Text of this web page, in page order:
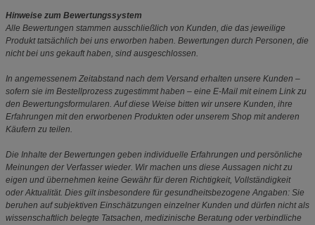
Hinweise zum Bewertungssystem
Alle Bewertungen stammen ausschließlich von Kunden, die das jeweilige
Produkt tatsächlich bei uns erworben haben. Bewertungen durch Personen, die
nicht bei uns gekauft haben, sind ausgeschlossen.
In angemessenem Zeitabstand nach dem Versand erhalten unsere Kunden –
sofern sie im Bestellprozess zugestimmt haben – eine E-Mail mit einem Link zu
den Bewertungsformularen. Auf diese Weise bitten wir unsere Kunden, ihre
Erfahrungen mit den erworbenen Produkten oder unserem Shop mit anderen
Käufern zu teilen.
Die Inhalte der Bewertungen geben individuelle Erfahrungen und persönliche
Meinungen der Verfasser wieder. Wir machen uns diese Aussagen nicht zu
eigen und übernehmen keine Gewähr für deren Richtigkeit, Vollständigkeit
oder Aktualität. Dies gilt insbesondere für gesundheitsbezogene Angaben: Sie
beruhen auf subjektiven Einschätzungen einzelner Kunden und dürfen nicht als
wissenschaftlich belegte Tatsachen, medizinische Beratung oder verbindliche